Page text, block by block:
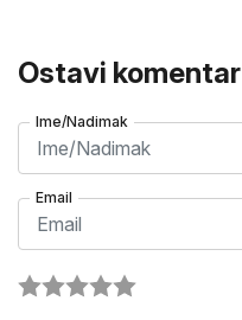
Ostavi komentar
Ime/Nadimak
Email